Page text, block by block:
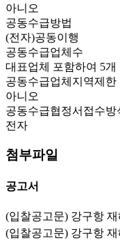
아니오
공동수급방법
(전자)공동이행
공동수급업체수
대표업체 포함하여 5
공동수급업체지역제한
아니오
공동수급협정서접수방
전자
첨부파일
공고서
(입찰공고문) 강구항
(입찰공고문) 강구항